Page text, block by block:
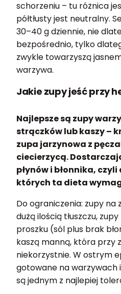
schorzeniu – tu różnica
półtłusty jest neutralny.
30–40 g dziennie, nie
bezpośrednio, tylko
zwykle towarzyszą
warzywa.
Jakie zupy jeść przy
Najlepsze są zupy
strączków lub kaszy –
zupa jarzynowa z
ciecierzycą.
płynów i błonnika,
których ta dieta
Do ograniczenia: zupy na
dużą ilością tłuszczu,
proszku (sól plus brak
kaszą manną, która przy
niekorzystnie. W ostrym
gotowane na warzywach
są jednym z najlepiej